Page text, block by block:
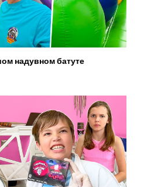
надувном батуте